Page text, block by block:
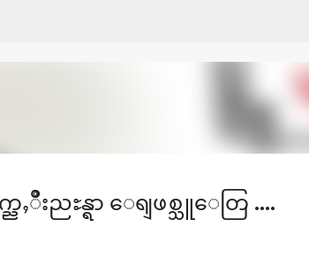
းညႊန္ရာ ေရျဖစ္သူေတြ ....